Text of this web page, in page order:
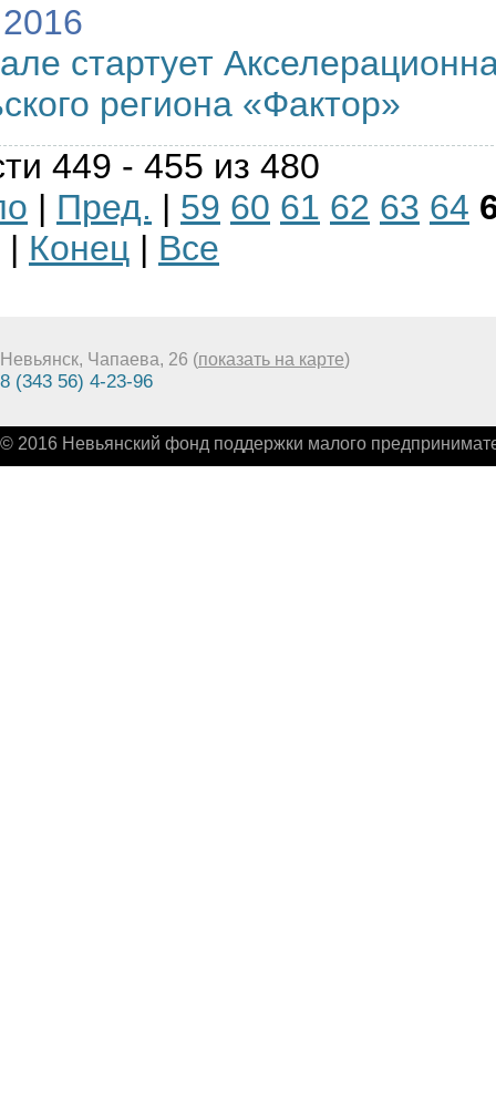
стартует
региона «Фактор»
449 - 455 из 480
| Пред. | 59 60 61 62 63 64
| Конец | Все
Невьянск, Чапаева, 26 (показать на карте)
8 (343 56) 4-23-96
© 2016 Невьянский фонд поддержки малого